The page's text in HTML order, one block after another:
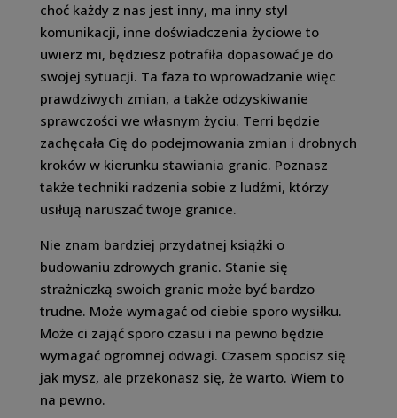
choć każdy z nas jest inny, ma inny styl
komunikacji, inne doświadczenia życiowe to
uwierz mi, będziesz potrafiła dopasować je do
swojej sytuacji. Ta faza to wprowadzanie więc
prawdziwych zmian, a także odzyskiwanie
sprawczości we własnym życiu. Terri będzie
zachęcała Cię do podejmowania zmian i drobnych
kroków w kierunku stawiania granic. Poznasz
także techniki radzenia sobie z ludźmi, którzy
usiłują naruszać twoje granice.
Nie znam bardziej przydatnej książki o
budowaniu zdrowych granic. Stanie się
strażniczką swoich granic może być bardzo
trudne. Może wymagać od ciebie sporo wysiłku.
Może ci zająć sporo czasu i na pewno będzie
wymagać ogromnej odwagi. Czasem spocisz się
jak mysz, ale przekonasz się, że warto. Wiem to
na pewno.